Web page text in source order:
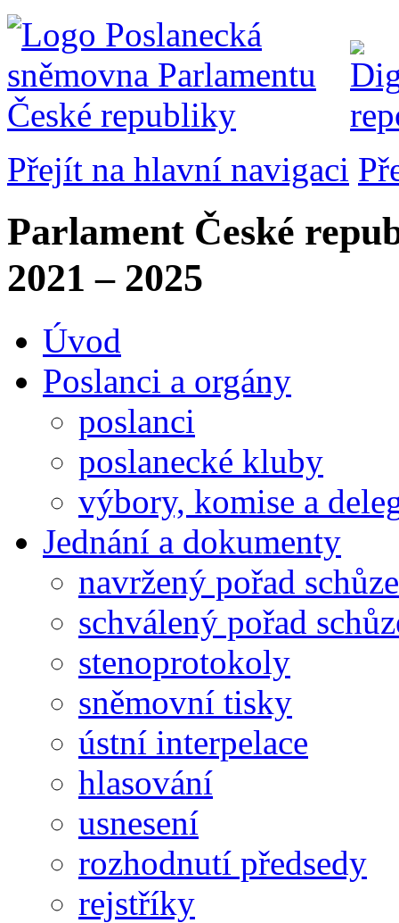
Přejít na hlavní navigaci
Parlament České
2021 – 2025
Úvod
Poslanci a orgány
poslanci
poslanecké kluby
výbory, komise a
Jednání a dokumenty
navržený pořad schůze
schválený pořad
stenoprotokoly
sněmovní tisky
ústní interpelace
hlasování
usnesení
rozhodnutí předsedy
rejstříky